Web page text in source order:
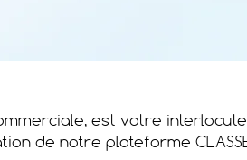
est votre
de notre plateforme